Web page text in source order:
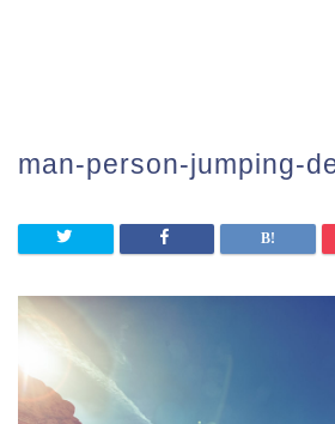
man-person-jumping-